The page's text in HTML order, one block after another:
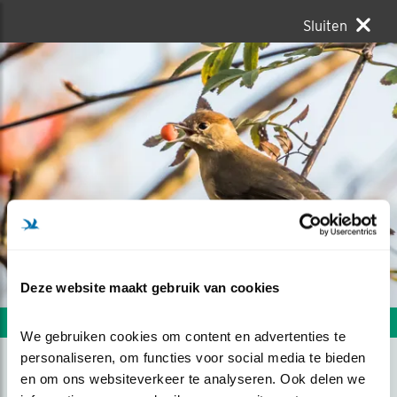
Deze website maakt gebruik van cookies
We gebruiken cookies om content en advertenties te
personaliseren, om functies voor social media te bieden
en om ons websiteverkeer te analyseren. Ook delen we
Sluiten